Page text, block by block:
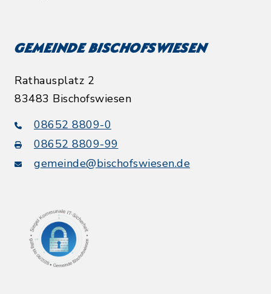
Gemeinde Bischofswiesen
Rathausplatz 2
83483 Bischofswiesen
08652 8809-0
08652 8809-99
gemeinde@bischofswiesen.de